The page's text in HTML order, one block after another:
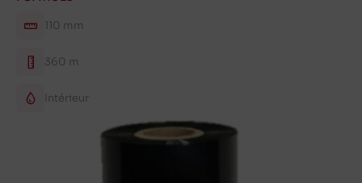
110 mm
360 m
Intérieur